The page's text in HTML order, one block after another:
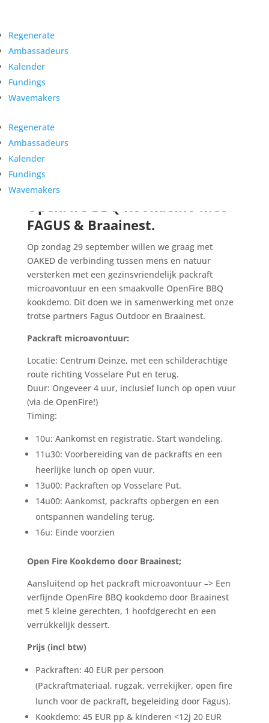
Regenerate
Ambassadeurs
Kalender
Fundings
Wavemakers
Regenerate
Ambassadeurs
Kalender
Fundings
Wavemakers
Packraft & OpenFire BBQ Demo – 29 september
Packraft microavontuur en
FAGUS & Braainest.
Op zondag 29 september willen we graag met
OAKED de verbinding tussen mens en natuur
versterken met een gezinsvriendelijk packraft
microavontuur en een smaakvolle OpenFire BBQ
kookdemo. Dit doen we in samenwerking met onze
trotse partners Fagus Outdoor en Braainest.
Packraft microavontuur:
Locatie: Centrum Deinze, met een schilderachtige
route richting Vosselare Put en terug.
Duur: Ongeveer 4 uur, inclusief lunch op open vuur
(via de OpenFire!)
Timing:
10u: Aankomst en registratie. Start wandeling.
11u30: Voorbereiding van de packrafts en een
heerlijke lunch op open vuur.
13u00: Packraften op Vosselare Put.
14u00: Aankomst, packrafts opbergen en een
ontspannen wandeling terug.
16u: Einde voorzien
Open Fire Kookdemo door Braainest;
Aansluitend op het packraft microavontuur –> Een
verfijnde OpenFire BBQ kookdemo door Braainest
met 5 kleine gerechten, 1 hoofdgerecht en een
verrukkelijk dessert.
Prijs (incl btw)
Packraften: 40 EUR per persoon
(Packraftmateriaal, rugzak, verrekijker, open fire
lunch voor de packraft, begeleiding door Fagus).
Kookdemo: 45 EUR pp & kinderen <12j 20 EUR